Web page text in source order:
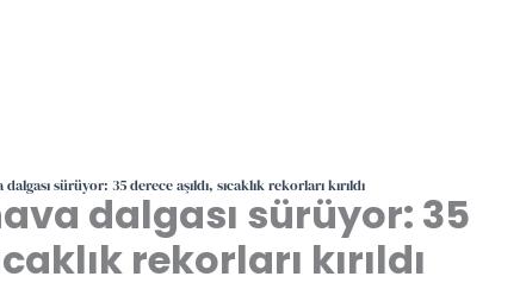
dalgası sürüyor: 35 derece aşıldı, sıcaklık rekorları kırıldı
dalgası sürüyor: 35
rekorları kırıldı